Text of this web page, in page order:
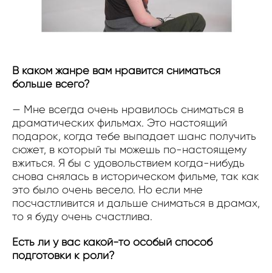
В каком жанре вам нравится сниматься
больше всего?
— Мне всегда очень нравилось сниматься в
драматических фильмах. Это настоящий
подарок, когда тебе выпадает шанс получить
сюжет, в который ты можешь по-настоящему
вжиться. Я бы с удовольствием когда-нибудь
снова снялась в историческом фильме, так как
это было очень весело. Но если мне
посчастливится и дальше сниматься в драмах,
то я буду очень счастлива.
Есть ли у вас какой-то особый способ
подготовки к роли?